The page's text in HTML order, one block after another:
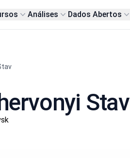
Análises Dados Abertos
Stav